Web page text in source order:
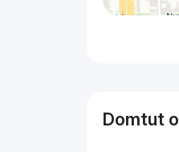
Domtut